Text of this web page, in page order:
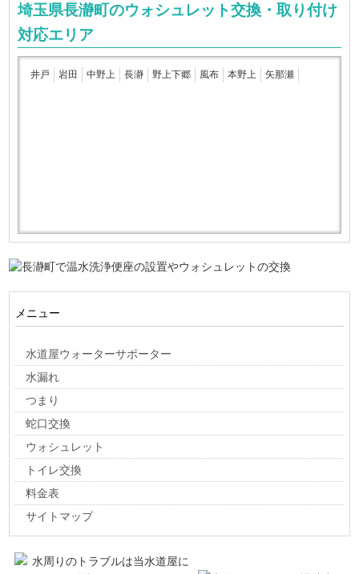
埼玉県長瀞町のウォシュレット交換・取り付け
対応エリア
井戸 岩田 中野上 長瀞 野上下郷 風布 本野上 矢那瀬
メニュー
水道屋ウォーターサポーター
水漏れ
つまり
蛇口交換
ウォシュレット
トイレ交換
料金表
サイトマップ